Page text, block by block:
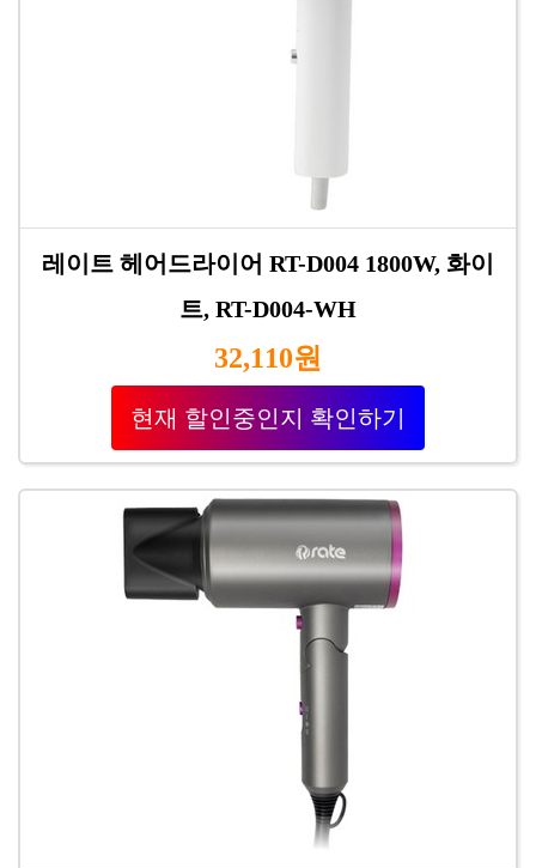
레이트 헤어드라이어 RT-D004 1800W, 화이
트, RT-D004-WH
32,110원
현재 할인중인지 확인하기